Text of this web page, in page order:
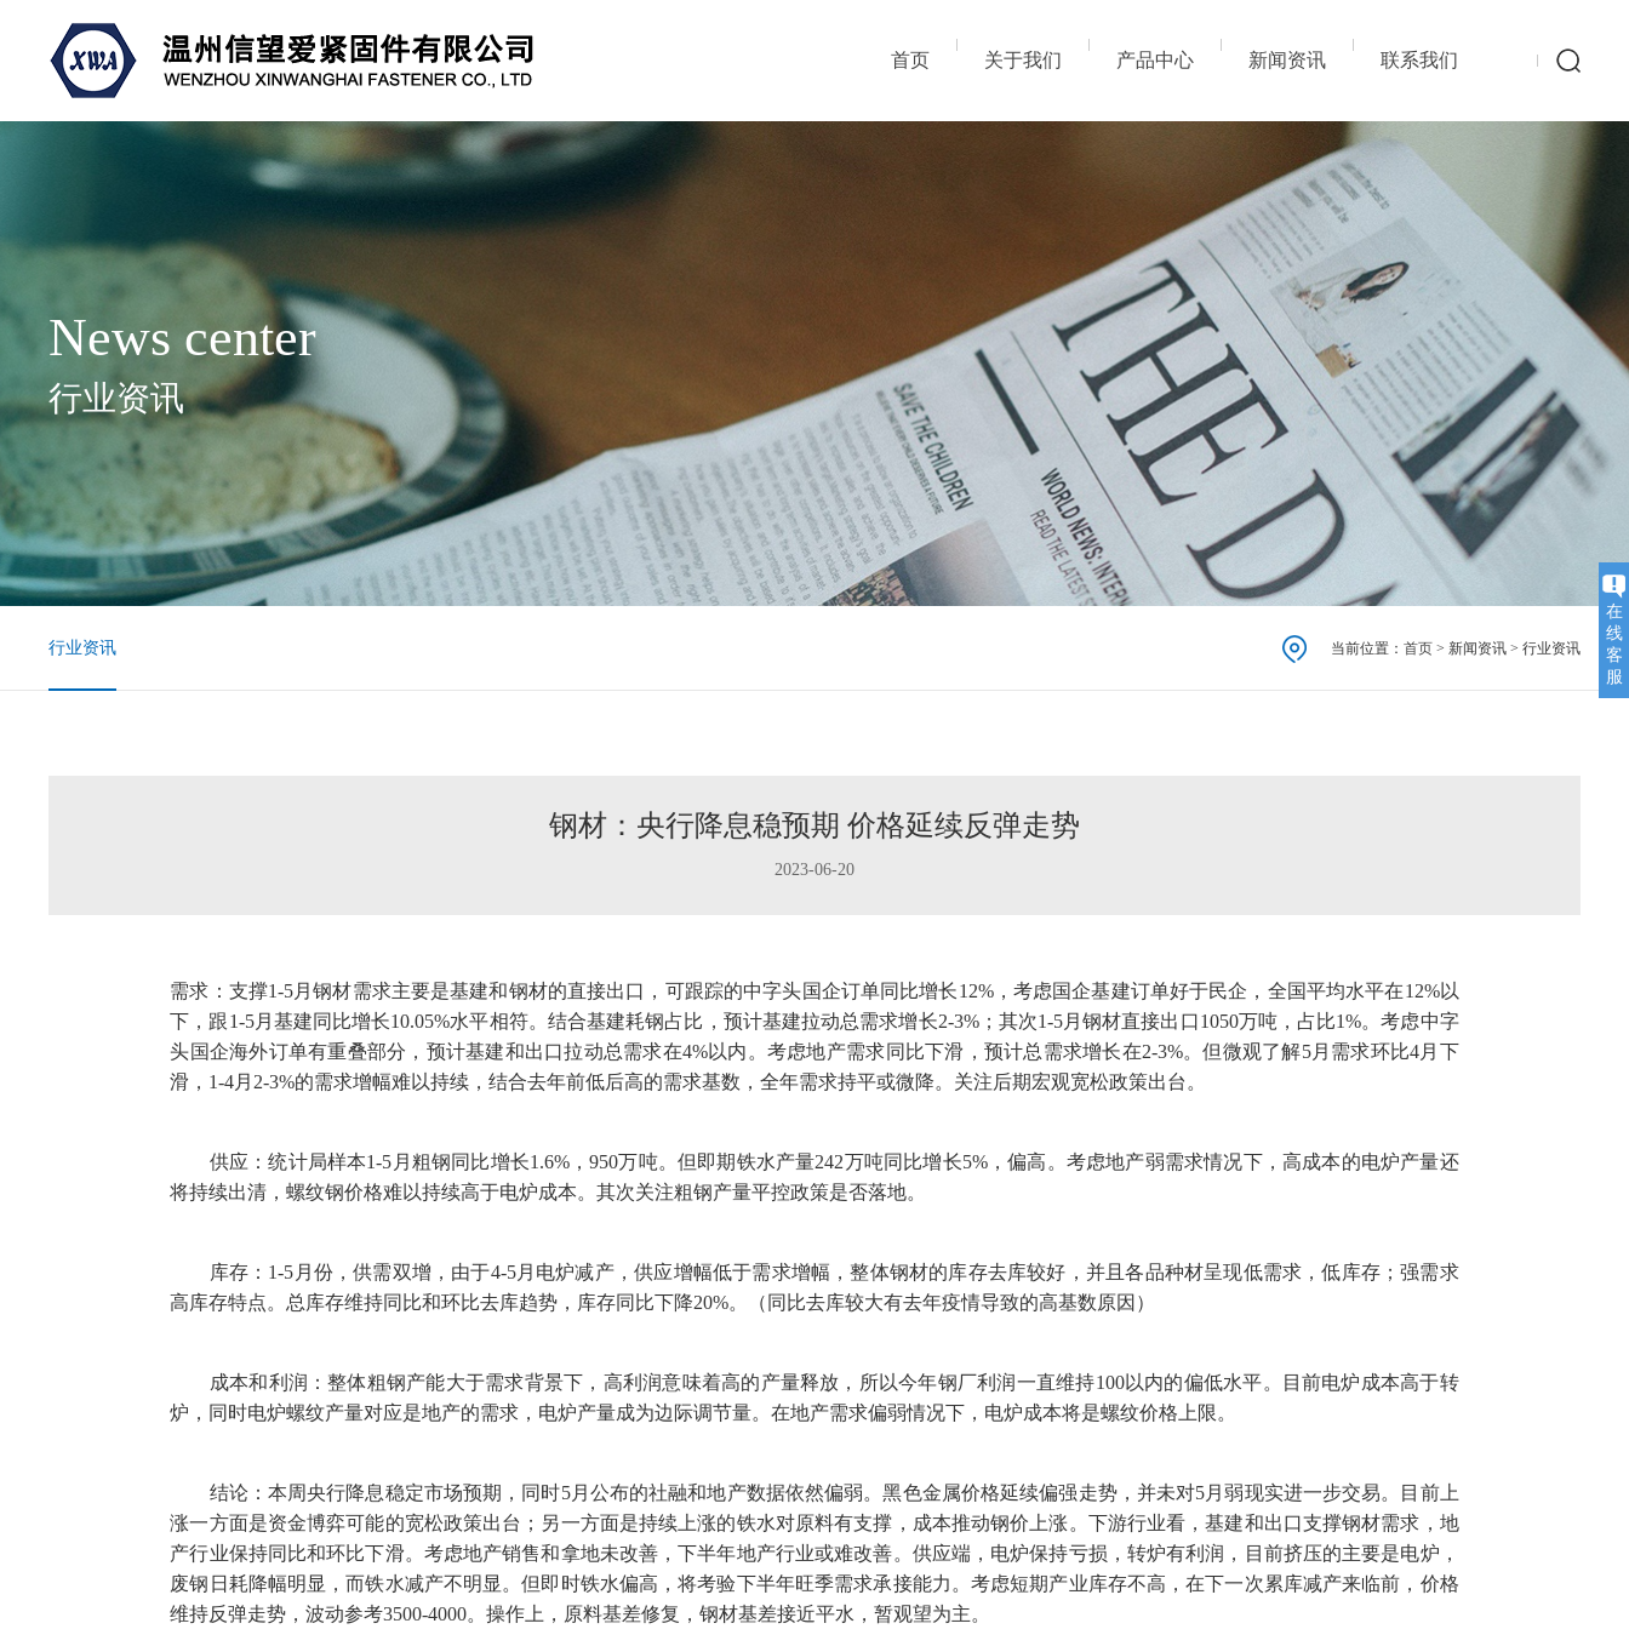
首页 关于我们 产品中心 新闻资讯 联系我们
News center
行业资讯
行业资讯 当前位置： 首页> 新闻资讯 > 行业资讯
钢材：央行降息稳预期 价格延续反弹走势
2023-06-20
需求：支撑1-5月钢材需求主要是基建和钢材的直接出口，可跟踪的中字头国企订单同比增长12%，考虑国企基建订单好于民企，全国平均水平在12%以
下，跟1-5月基建同比增长10.05%水平相符。结合基建耗钢占比，预计基建拉动总需求增长2-3%；其次1-5月钢材直接出口1050万吨，占比1%。考虑中字
头国企海外订单有重叠部分，预计基建和出口拉动总需求在4%以内。考虑地产需求同比下滑，预计总需求增长在2-3%。但微观了解5月需求环比4月下
滑，1-4月2-3%的需求增幅难以持续，结合去年前低后高的需求基数，全年需求持平或微降。关注后期宏观宽松政策出台。
供应：统计局样本1-5月粗钢同比增长1.6%，950万吨。但即期铁水产量242万吨同比增长5%，偏高。考虑地产弱需求情况下，高成本的电炉产量还
将持续出清，螺纹钢价格难以持续高于电炉成本。其次关注粗钢产量平控政策是否落地。
库存：1-5月份，供需双增，由于4-5月电炉减产，供应增幅低于需求增幅，整体钢材的库存去库较好，并且各品种材呈现低需求，低库存；强需求
高库存特点。总库存维持同比和环比去库趋势，库存同比下降20%。（同比去库较大有去年疫情导致的高基数原因）
成本和利润：整体粗钢产能大于需求背景下，高利润意味着高的产量释放，所以今年钢厂利润一直维持100以内的偏低水平。目前电炉成本高于转
炉，同时电炉螺纹产量对应是地产的需求，电炉产量成为边际调节量。在地产需求偏弱情况下，电炉成本将是螺纹价格上限。
结论：本周央行降息稳定市场预期，同时5月公布的社融和地产数据依然偏弱。黑色金属价格延续偏强走势，并未对5月弱现实进一步交易。目前上
涨一方面是资金博弈可能的宽松政策出台；另一方面是持续上涨的铁水对原料有支撑，成本推动钢价上涨。下游行业看，基建和出口支撑钢材需求，地
产行业保持同比和环比下滑。考虑地产销售和拿地未改善，下半年地产行业或难改善。供应端，电炉保持亏损，转炉有利润，目前挤压的主要是电炉，
废钢日耗降幅明显，而铁水减产不明显。但即时铁水偏高，将考验下半年旺季需求承接能力。考虑短期产业库存不高，在下一次累库减产来临前，价格
维持反弹走势，波动参考3500-4000。操作上，原料基差修复，钢材基差接近平水，暂观望为主。
在
线
客
服